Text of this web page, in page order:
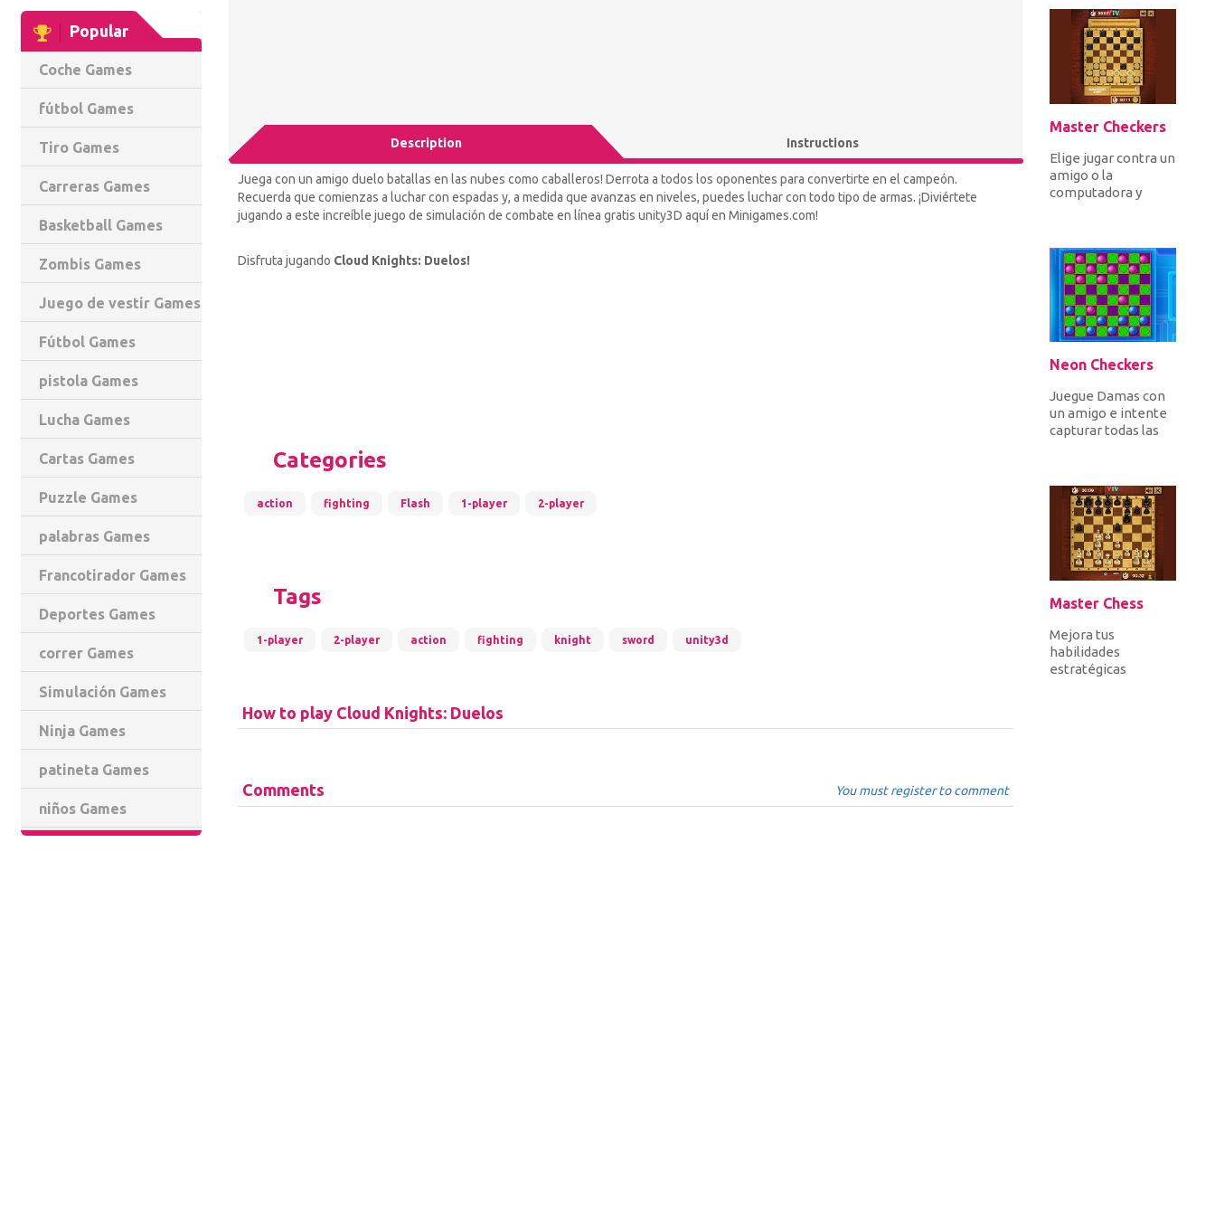
Popular
Coche Games
fútbol Games
Tiro Games
Carreras Games
Basketball Games
Zombis Games
Juego de vestir Games
Fútbol Games
pistola Games
Lucha Games
Cartas Games
Puzzle Games
palabras Games
Francotirador Games
Deportes Games
correr Games
Simulación Games
Ninja Games
patineta Games
niños Games
Description Instructions
Juega con un amigo duelo batallas en las nubes como caballeros! Derrota a todos los oponentes para convertirte en el campeón.
Recuerda que comienzas a luchar con espadas y, a medida que avanzas en niveles, puedes luchar con todo tipo de armas. ¡Diviértete
jugando a este increíble juego de simulación de combate en línea gratis unity3D aquí en Minigames.com!
Disfruta jugando Cloud Knights: Duelos!
Categories
action fighting Flash 1-player 2-player
Tags
1-player 2-player action fighting knight sword unity3d
How to play Cloud Knights: Duelos
Comments You must register to comment
Master Checkers
Elige jugar contra un
amigo o la
computadora y
una tabl...
Neon Checkers
Juegue Damas con
un amigo e intente
capturar todas las
movimiento...
Master Chess
Mejora tus
habilidades
estratégicas